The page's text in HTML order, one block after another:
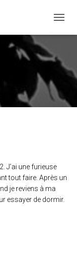
LA
J’ai une furieuse
tout faire. Après un
je reviens à ma
essayer de dormir.